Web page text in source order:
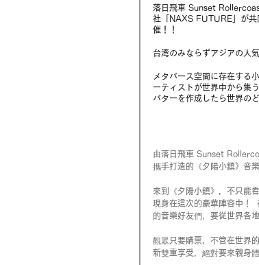
落日飛車 Sunset
社「NAXS FUTURE」が共
催！！
台湾のみならずアジアの人
メタバース空間に存在する
ーティストが世界中から集
バターを作成したら世界の
由落日飛車 Sunset
攜手打造的《夕陽小鎮》音
來到《夕陽小鎮》，不只能
現身在這次的豪華陣容中！
的音樂好友們，要從世界各
觀眾只要購票，不管在世界
新雙重享受，絕對要來親身體